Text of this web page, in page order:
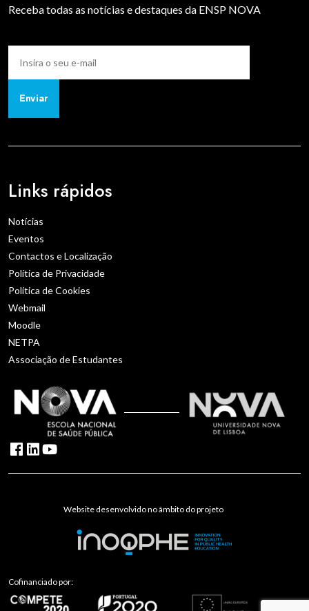
Receba todas as notícias e destaques da ENSP NOVA
Enviar
Links rápidos
Notícias
Eventos
Contactos e Localização
Política de Privacidade
Política de Cookies
Webmail
Moodle
NETPA
Associação de Estudantes
Website desenvolvido no âmbito do projeto
Cofinanciado por: